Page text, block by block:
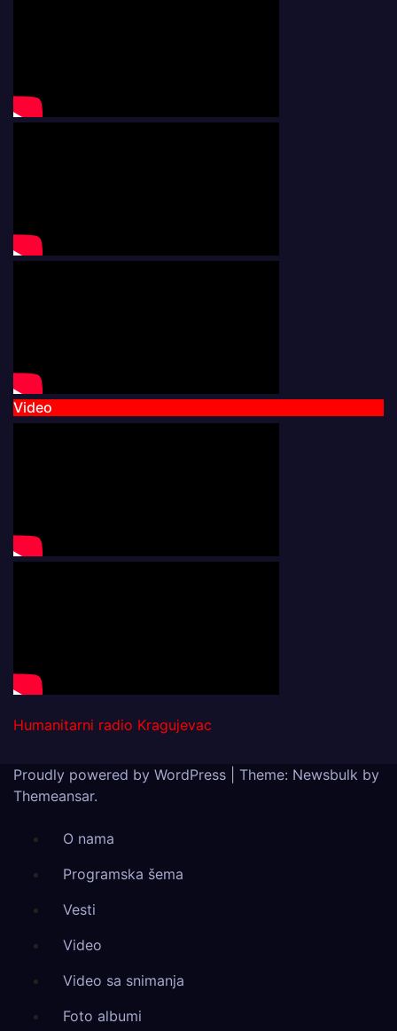
Video
Humanitarni radio Kragujevac
Proudly powered by WordPress Theme: Newsbulk by
Themeansar.
O nama
Programska šema
Vesti
Video
Video sa snimanja
Foto albumi